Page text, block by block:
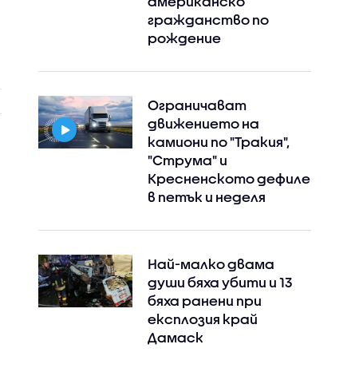
Instagram Facebook
гражданство по
рождение
Ограничават
движението на
камиони по "Тракия",
"Струма" и
Кресненското дефиле
в петък и неделя
Най-малко двама
души бяха убити и 13
бяха ранени при
експлозия край
Дамаск